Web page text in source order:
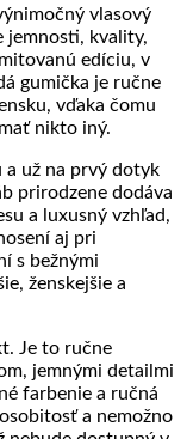
RF
signál
vlasový
jemnosti, kvality,
edíciu, v
gumička je ručne
vďaka čomu
nikto iný.
a už na prvý dotyk
prirodzene dodáva
a luxusný vzhľad,
aj pri
s bežnými
ženskejšie a
Je to ručne
jemnými detailmi
farbenie a ručná
a nemožno